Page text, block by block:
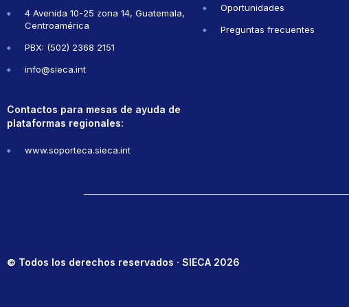
4 Avenida 10-25 zona 14, Guatemala,
Centroamérica
PBX: (502) 2368 2151
info@sieca.int
Contactos para mesas de ayuda de
plataformas regionales:
www.soporteca.sieca.int
Oportunidades
Preguntas frecuentes
© Todos los derechos reservados · SIECA 2026